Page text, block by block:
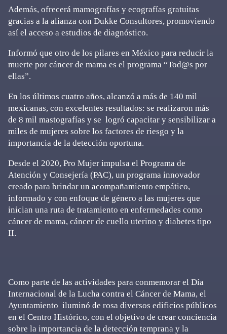
Además, ofrecerá mamografías y ecografías gratuitas
gracias a la alianza con Dukke Consultores, promoviendo
así el acceso a estudios de diagnóstico.
Informó que otro de los pilares en México para reducir la
muerte por cáncer de mama es el programa “Tod@s por
ellas”.
En los últimos cuatro años, alcanzó a más de 140 mil
mexicanas, con excelentes resultados: se realizaron más
de 8 mil mastografías y se logró capacitar y sensibilizar a
miles de mujeres sobre los factores de riesgo y la
importancia de la detección oportuna.
Desde el 2020, Pro Mujer impulsa el Programa de
Atención y Consejería (PAC), un programa innovador
creado para brindar un acompañamiento empático,
informado y con enfoque de género a las mujeres que
inician una ruta de tratamiento en enfermedades como
cáncer de mama, cáncer de cuello uterino y diabetes tipo
II.
Como parte de las actividades para conmemorar el Día
Internacional de la Lucha contra el Cáncer de Mama, el
Ayuntamiento iluminó de rosa diversos edificios públicos
en el Centro Histórico, con el objetivo de crear conciencia
sobre la importancia de la detección temprana y la